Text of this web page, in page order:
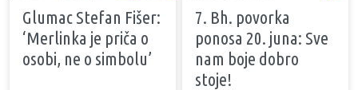
Glumac Stefan Fišer:
‘Merlinka je priča o
osobi, ne o simbolu’
7. Bh. povorka
ponosa 20. juna: Sve
nam boje dobro
stoje!